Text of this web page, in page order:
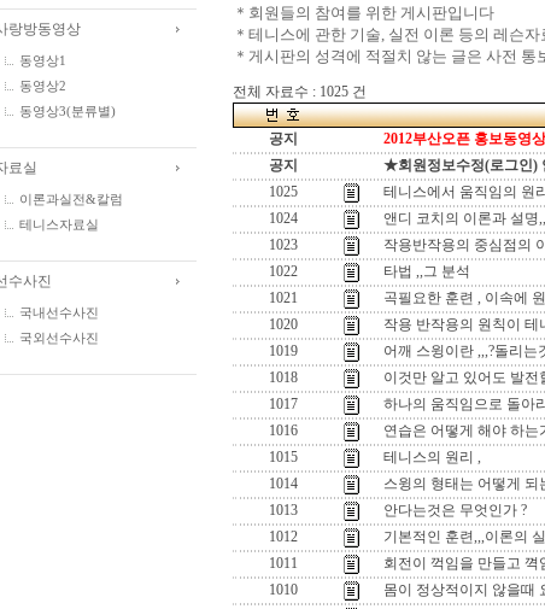
랑방동영상
동영상1
동영상2
동영상3(분류별)
료실
이론과실전&칼럼
테니스자료실
수사진
국내선수사진
국외선수사진
＊회원들의 참여를 위한 게시판입니다
＊테니스에 관한 기술, 실전 이론 등의 레슨
＊게시판의 성격에 적절치 않는 글은 사전 통
전체 자료수 : 1025 건
공지 2012부산오픈 홍보동영
공지
★회원정보수정(로그인)
1025
테니스에서 움직임의 원
1024
앤디 코치의 이론과 설명
1023
작용반작용의 중심점의
1022
타법 ,,그 분석
1021
곡필요한 훈련 , 이속에
1020
작용 반작용의 원칙이
1019
어깨 스윙이란 ,,,?돌리
1018
이것만 알고 있어도 발전
1017
하나의 움직임으로 돌아
1016
연습은 어떻게 해야 하는
1015
테니스의 원리 ,
1014
스윙의 형태는 어떻게 되
1013
안다는것은 무엇인가 ?
1012
기본적인 훈련,,,이론의
1011
회전이 꺽임을 만들고
1010
몸이 정상적이지 않을때